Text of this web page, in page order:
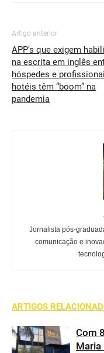
Artigo anterior
APP’s que exigem
na escrita em inglês
hóspedes e
hotéis têm “boom” na
pandemia
Jornalista pós-
comunicação e
ARTIGOS
Com
Maria